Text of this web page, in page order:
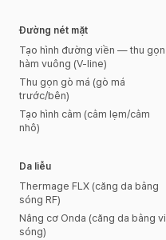
Đường nét mặt
Tạo hình đường viền — thu gọn
hàm vuông (V-line)
Thu gọn gò má (gò má
trước/bên)
Tạo hình cằm (cằm lẹm/cằm
nhô)
Da liễu
Thermage FLX (căng da bằng
sóng RF)
Nâng cơ Onda (căng da bằng vi
sóng)